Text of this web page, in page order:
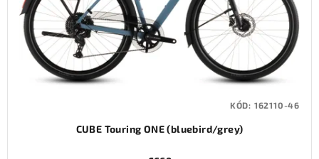
CUBE Touring ONE (bluebird/grey)
KÓD: 162110-46